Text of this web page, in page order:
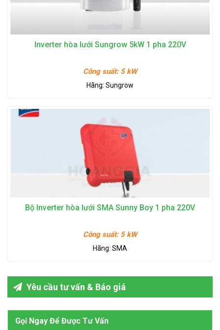
Inverter hòa lưới Sungrow 5kW 1 pha 220V
Công suất: 5 kW
Hãng: Sungrow
Bộ Inverter hòa lưới SMA Sunny Boy 1 pha 220V
Công suất: 5 kW
Hãng: SMA
Yêu cầu tư vấn & Báo giá
Gọi Ngay Để Được Tư Vấn